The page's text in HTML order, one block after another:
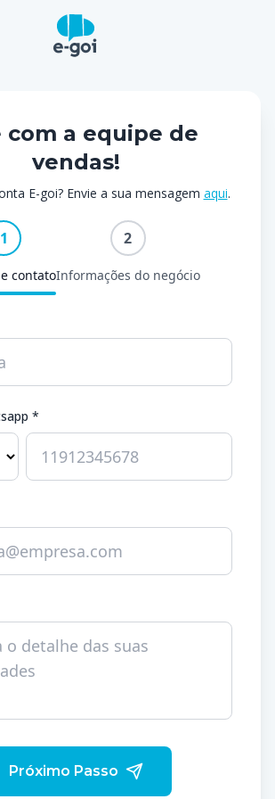
com a equipe de
vendas!
E-goi? Envie a sua mensagem aqui.
1
contato
2
Informações do negócio
*
Próximo Passo